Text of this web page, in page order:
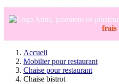
frais
Accueil
Mobilier pour restaurant
Chaise pour restaurant
Chaise bistrot